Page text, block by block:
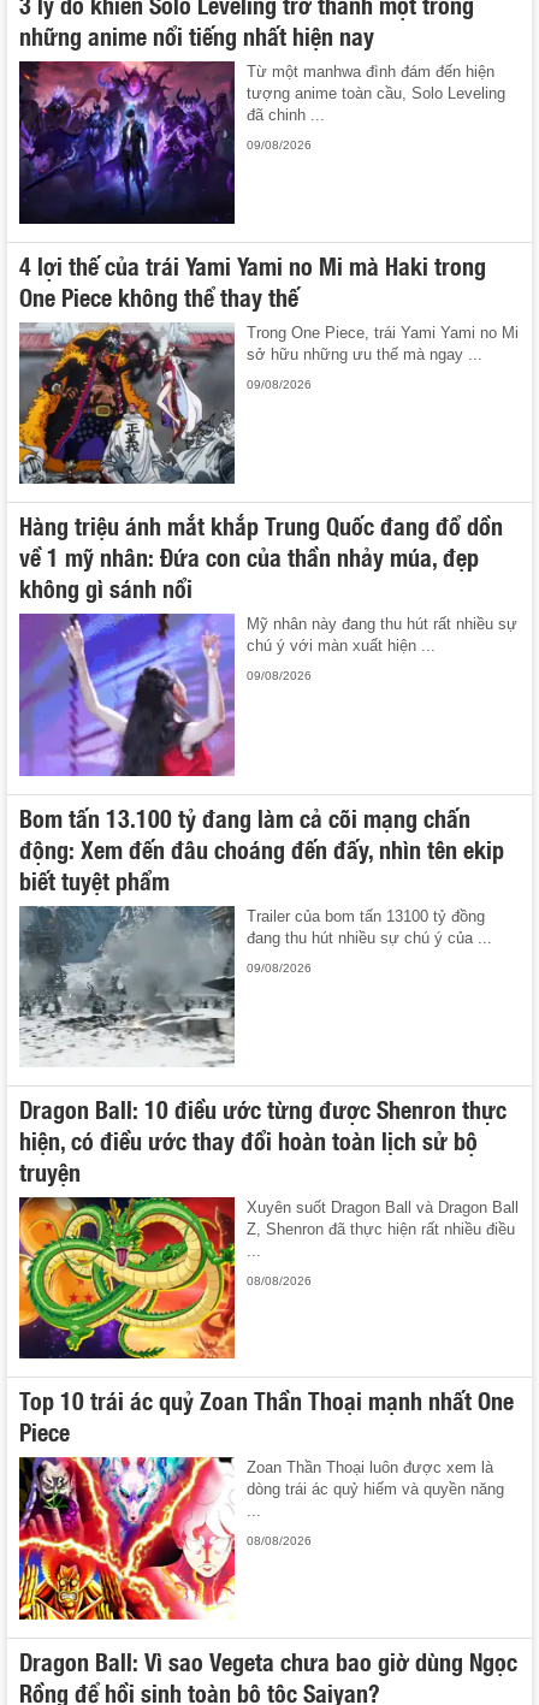
những anime nổi tiếng nhất hiện nay
Từ một manhwa đình đám đến hiện
tượng anime toàn cầu, Solo Leveling
đã chinh ...
09/08/2026
4 lợi thế của trái Yami Yami no Mi mà Haki trong
One Piece không thể thay thế
Trong One Piece, trái Yami Yami no Mi
sở hữu những ưu thế mà ngay ...
09/08/2026
Hàng triệu ánh mắt khắp Trung Quốc đang đổ dồn
về 1 mỹ nhân: Đứa con của thần nhảy múa, đẹp
không gì sánh nổi
Mỹ nhân này đang thu hút rất nhiều sự
chú ý với màn xuất hiện ...
09/08/2026
Bom tấn 13.100 tỷ đang làm cả cõi mạng chấn
động: Xem đến đâu choáng đến đấy, nhìn tên ekip
biết tuyệt phẩm
Trailer của bom tấn 13100 tỷ đồng
đang thu hút nhiều sự chú ý của ...
09/08/2026
Dragon Ball: 10 điều ước từng được Shenron thực
hiện, có điều ước thay đổi hoàn toàn lịch sử bộ
truyện
Xuyên suốt Dragon Ball và Dragon Ball
Z, Shenron đã thực hiện rất nhiều điều
...
08/08/2026
Top 10 trái ác quỷ Zoan Thần Thoại mạnh nhất One
Piece
Zoan Thần Thoại luôn được xem là
dòng trái ác quỷ hiếm và quyền năng
...
08/08/2026
Dragon Ball: Vì sao Vegeta chưa bao giờ dùng Ngọc
Rồng để hồi sinh toàn bộ tộc Saiyan?